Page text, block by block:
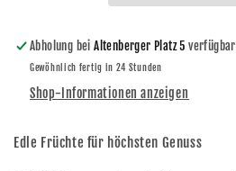
Abholung beiAltenberger Platz 5 verfügbar
Gewöhnlich fertig in 24 Stunden
Shop-Informationen anzeigen
Edle Früchte für höchsten Genuss